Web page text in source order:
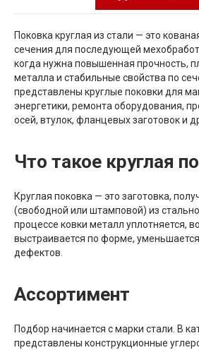
Поковка круглая из стали — это
сечения для последующей
когда нужна повышенная прочность,
металла и стабильные свойства по
представлены круглые поковки для
энергетики, ремонта оборудования,
осей, втулок, фланцевых заготовок и
Что такое круглая
Круглая поковка — это заготовка,
(свободной или штамповой) из
процессе ковки металл уплотняется,
выстраивается по форме,
дефектов.
Ассортимент
Подбор начинается с марки стали. В
представлены конструкционные